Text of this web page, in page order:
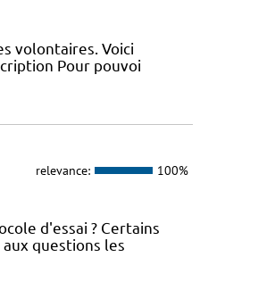
volontaires. Voici
Pour pouvoi
relevance: 100%
d'essai ? Certains
questions les